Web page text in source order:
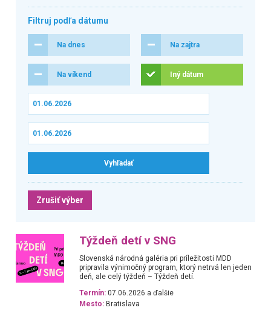
Filtruj podľa dátumu
Na dnes Na zajtra
Na víkend Iný dátum
Zrušiť výber
Týždeň detí v SNG
Slovenská národná galéria pri príležitosti MDD
pripravila výnimočný program, ktorý netrvá len jeden
deň, ale celý týždeň – Týždeň detí.
Termín: 07.06.2026 a ďalšie
Mesto: Bratislava